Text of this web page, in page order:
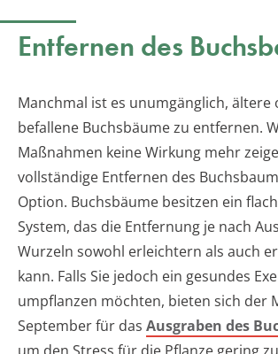
Entfernen des
Manchmal ist es unumgänglich, ältere
befallene Buchsbäume zu entfernen.
Maßnahmen keine Wirkung mehr
vollständige Entfernen des
Option. Buchsbäume besitzen ein
System, das die Entfernung je nach
Wurzeln sowohl erleichtern als auch
kann. Falls Sie jedoch ein gesundes
umpflanzen möchten, bieten sich der
September für das Ausgraben des